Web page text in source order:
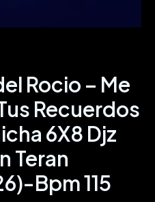
Rocio – Me
Recuerdos
6X8 Djz
Teran
Bpm 115